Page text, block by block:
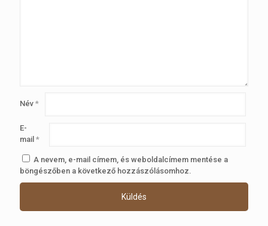
Név *
E-
mail *
A nevem, e-mail címem, és weboldalcímem mentése a
böngészőben a következő hozzászólásomhoz.